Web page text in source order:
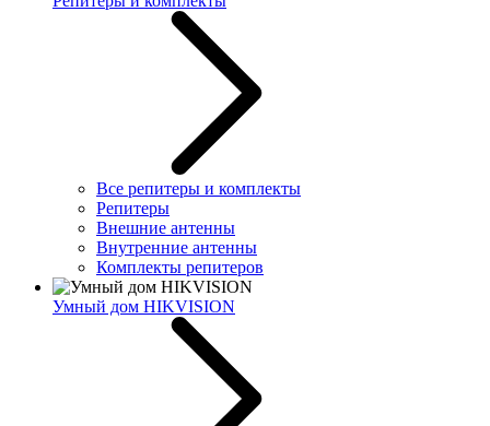
Все репитеры и комплекты
Репитеры
Внешние антенны
Внутренние антенны
Комплекты репитеров
Умный дом HIKVISION